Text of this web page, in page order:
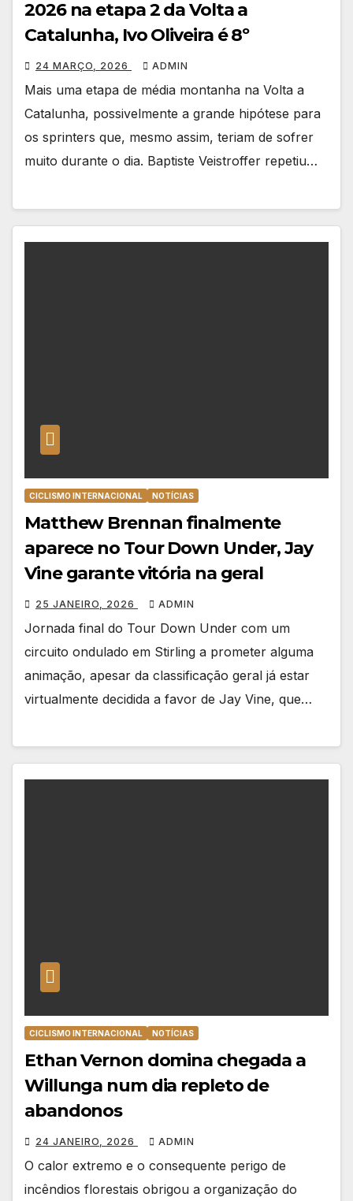
2026 na etapa 2 da Volta a
Catalunha, Ivo Oliveira é 8º
24 MARÇO, 2026 ADMIN
Mais uma etapa de média montanha na Volta a
Catalunha, possivelmente a grande hipótese para
os sprinters que, mesmo assim, teriam de sofrer
muito durante o dia. Baptiste Veistroffer repetiu…
CICLISMO INTERNACIONAL NOTÍCIAS
Matthew Brennan finalmente
aparece no Tour Down Under, Jay
Vine garante vitória na geral
25 JANEIRO, 2026 ADMIN
Jornada final do Tour Down Under com um
circuito ondulado em Stirling a prometer alguma
animação, apesar da classificação geral já estar
virtualmente decidida a favor de Jay Vine, que…
CICLISMO INTERNACIONAL NOTÍCIAS
Ethan Vernon domina chegada a
Willunga num dia repleto de
abandonos
24 JANEIRO, 2026 ADMIN
O calor extremo e o consequente perigo de
incêndios florestais obrigou a organização do